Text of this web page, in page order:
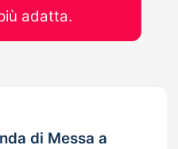
di Messa a
adatta.